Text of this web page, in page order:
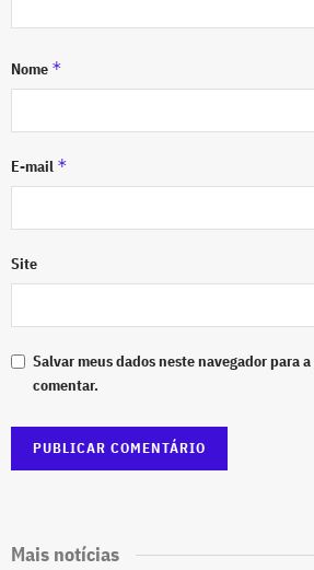
Nome *
E-mail *
Site
Salvar meus dados neste navegador para
comentar.
Mais notícias